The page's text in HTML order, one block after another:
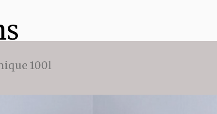
100l